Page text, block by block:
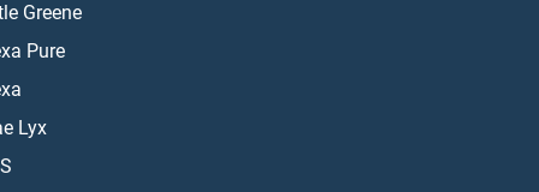
Greene
Pure
Lyx